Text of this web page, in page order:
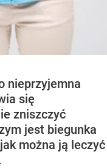
nieprzyjemna
się
zniszczyć
jest biegunka
można ją leczyć